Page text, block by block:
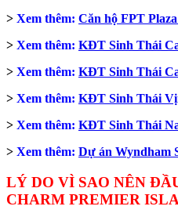
> Xem thêm: Căn hộ FPT
> Xem thêm: KĐT Sinh Thái
> Xem thêm: KĐT Sinh Thái
> Xem thêm: KĐT Sinh Thái
> Xem thêm: KĐT Sinh Thái
> Xem thêm: Dự án Wyndham
LÝ DO VÌ SAO NÊN
CHARM PREMIER